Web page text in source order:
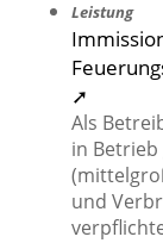
Leistung
➚
Als
in
und